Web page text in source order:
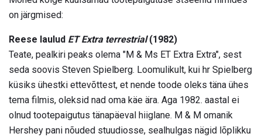
on järgmised:
Reese laulud ET Extra terrestrial(1982)
Teate, pealkiri peaks olema "M & Ms ET Extra Extra", sest
seda soovis Steven Spielberg. Loomulikult, kui hr Spielberg
küsiks ühestki ettevõttest, et nende toode oleks täna ühes
tema filmis, oleksid nad oma käe ära. Aga 1982. aastal ei
olnud tootepaigutus tänapäeval hiiglane. M & M omanik
Hershey pani nõuded stuudiosse, sealhulgas nägid lõplikku